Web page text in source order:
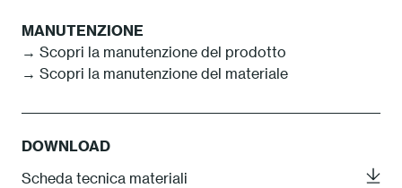
MANUTENZIONE
→ Scopri la manutenzione del prodotto
→ Scopri la manutenzione del materiale
DOWNLOAD
Scheda tecnica materiali